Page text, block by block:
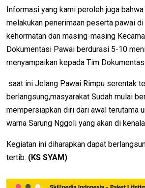
Informasi yang kami peroleh juga
melakukan penerimaan peserta pawai
kehormatan dan masing-masing
Dokumentasi Pawai berdurasi 5-10
menyampaikan kepada Tim
saat ini Jelang Pawai Rimpu serentak
berlangsung,masyarakat Sudah mulai
mempersiapkan diri dari awal terutama
warna Sarung Nggoli yang akan di
Kegiatan ini diharapkan dapat
tertib. (KS SYAM)